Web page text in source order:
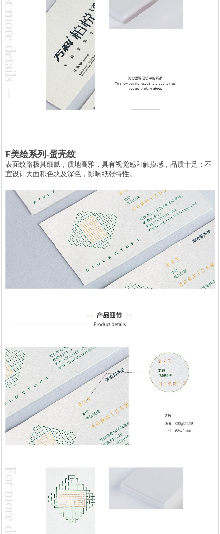
F美绘系列-蛋壳纹
表面纹路极其细腻，质地高雅，具有视觉感和触摸感，品质十足；不
宜设计大面积色块及深色，影响纸张特性。